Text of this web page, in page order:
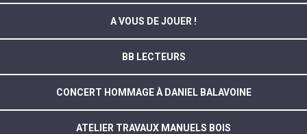
A VOUS DE JOUER !
BB LECTEURS
CONCERT HOMMAGE À DANIEL BALAVOINE
ATELIER TRAVAUX MANUELS BOIS